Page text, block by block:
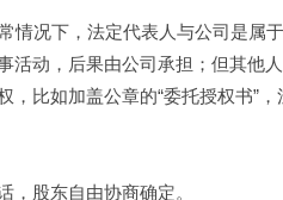
情况下，法定代表人与公司是属
活动，后果由公司承担；但其他
比如加盖公章的“委托授权书”，
股东自由协商确定。